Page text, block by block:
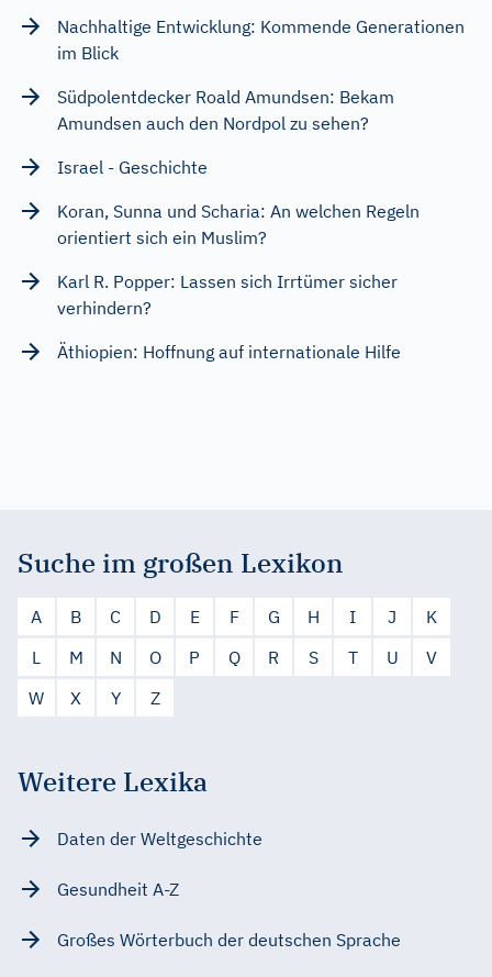
Nachhaltige Entwicklung: Kommende Generationen
im Blick
Südpolentdecker Roald Amundsen: Bekam
Amundsen auch den Nordpol zu sehen?
Israel - Geschichte
Koran, Sunna und Scharia: An welchen Regeln
orientiert sich ein Muslim?
Karl R. Popper: Lassen sich Irrtümer sicher
verhindern?
Äthiopien: Hoffnung auf internationale Hilfe
Suche im großen Lexikon
A B C D E F G H I J
K
L
M N O P Q R S T U
V
W
X Y Z
Weitere Lexika
Daten der Weltgeschichte
Gesundheit A-Z
Großes Wörterbuch der deutschen Sprache